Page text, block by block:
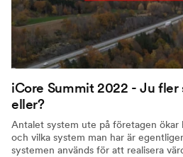
iCore Summit 2022 - Ju
eller?
Antalet system ute på företagen ökar
och vilka system man har är
systemen används för att realisera